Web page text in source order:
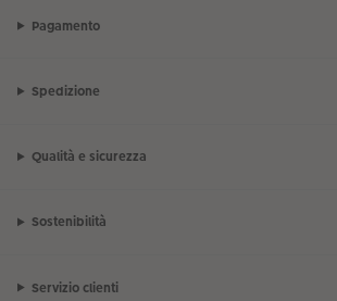
Pagamento
Spedizione
Qualità e sicurezza
Sostenibilità
Servizio clienti